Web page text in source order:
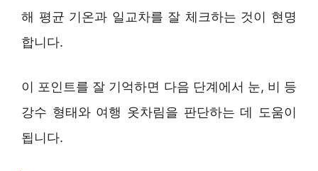
해 평균 기온과 일교차를 잘 체크하는 것이 현명
합니다.
이 포인트를 잘 기억하면 다음 단계에서 눈, 비 등
강수 형태와 여행 옷차림을 판단하는 데 도움이
됩니다.